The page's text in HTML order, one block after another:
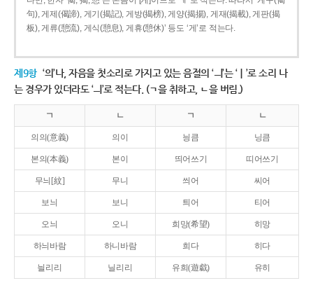
句), 게제(偈諦), 게기(揭記), 게방(揭榜), 게양(揭揚), 게재(揭載), 게판(揭
板), 게류(憩流), 게식(憩息), 게휴(憩休)’ 등도 ‘게’로 적는다.
제9항 ‘의’나, 자음을 첫소리로 가지고 있는 음절의 ‘ㅢ’는 ‘ㅣ’로 소리 나
는 경우가 있더라도 ‘ㅢ’로 적는다. (ㄱ을 취하고, ㄴ을 버림.)
ㄱ ㄴ ㄱ ㄴ
의의(意義) 의이 닁큼 닝큼
본의(本義) 본이 띄어쓰기 띠어쓰기
무늬[紋] 무니 씌어 씨어
보늬 보니 틔어 티어
오늬 오니 희망(希望) 히망
하늬바람 하니바람 희다 히다
늴리리 닐리리 유희(遊戱) 유히